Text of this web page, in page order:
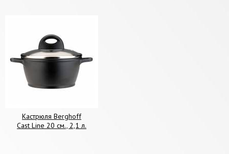
Кастрюля Berghoff
Cast Line 20 см., 2,1 л.